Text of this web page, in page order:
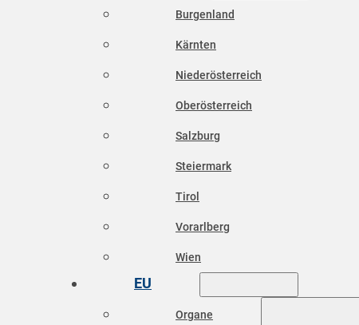
Burgenland
Kärnten
Niederösterreich
Oberösterreich
Salzburg
Steiermark
Tirol
Vorarlberg
Wien
EU
Organe